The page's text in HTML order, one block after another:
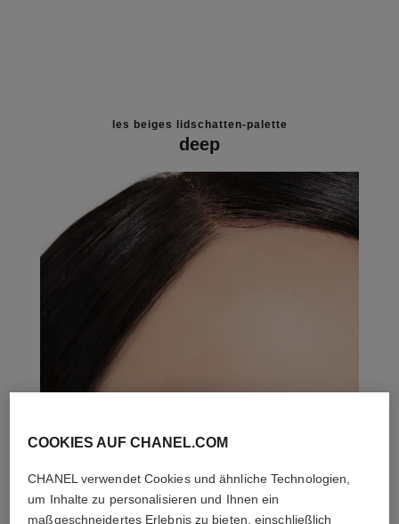
les beiges lidschatten-palette
deep
COOKIES AUF CHANEL.COM
CHANEL verwendet Cookies und ähnliche Technologien,
um Inhalte zu personalisieren und Ihnen ein
maßgeschneidertes Erlebnis zu bieten, einschließlich